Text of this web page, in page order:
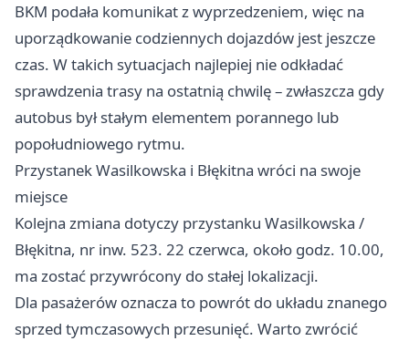
BKM podała komunikat z wyprzedzeniem, więc na
uporządkowanie codziennych dojazdów jest jeszcze
czas. W takich sytuacjach najlepiej nie odkładać
sprawdzenia trasy na ostatnią chwilę – zwłaszcza gdy
autobus był stałym elementem porannego lub
popołudniowego rytmu.
Przystanek Wasilkowska i Błękitna wróci na swoje
miejsce
Kolejna zmiana dotyczy przystanku Wasilkowska /
Błękitna, nr inw. 523. 22 czerwca, około godz. 10.00,
ma zostać przywrócony do stałej lokalizacji.
Dla pasażerów oznacza to powrót do układu znanego
sprzed tymczasowych przesunięć. Warto zwrócić